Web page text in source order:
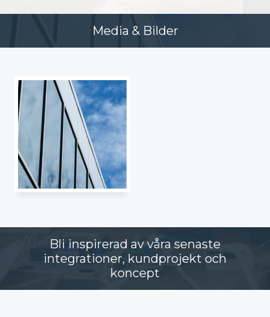
Media & Bilder
Bli inspirerad av våra senaste
integrationer, kundprojekt och
koncept